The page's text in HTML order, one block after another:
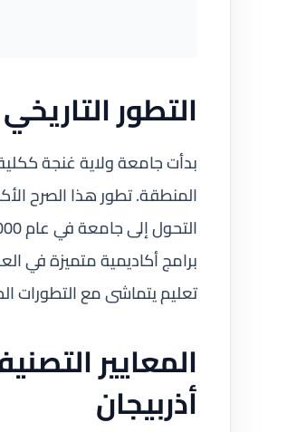
التطور
بدأت جامعة ولاية غنجة
المنطقة. تطور هذا الصرح
برامج أكاديمية متميزة في
تعليم يتماشى مع التطورات
المعايير
أذربيجان